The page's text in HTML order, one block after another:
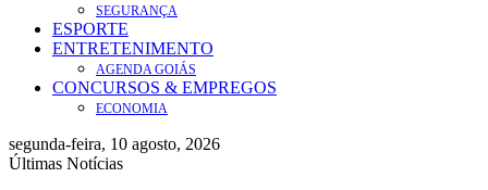
SEGURANÇA
ESPORTE
ENTRETENIMENTO
AGENDA GOIÁS
CONCURSOS & EMPREGOS
ECONOMIA
segunda-feira, 10 agosto, 2026
Últimas Notícias